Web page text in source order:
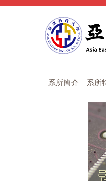
跳
系所簡介 系所